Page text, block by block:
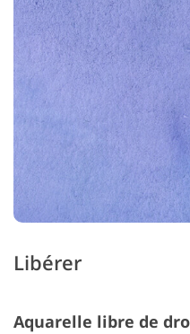
Libérer
Aquarelle libre de